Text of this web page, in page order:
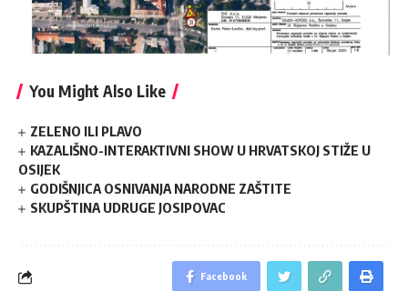
You Might Also Like
ZELENO ILI PLAVO
KAZALIŠNO-INTERAKTIVNI SHOW U HRVATSKOJ STIŽE U
OSIJEK
GODIŠNJICA OSNIVANJA NARODNE ZAŠTITE
SKUPŠTINA UDRUGE JOSIPOVAC
Facebook